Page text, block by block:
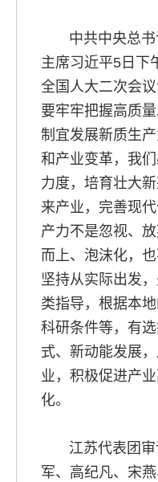
中共中央总书
主席习近平5日下
全国人大二次会
要牢牢把握高质
制宜发展新质生
和产业变革，我
力度，培育壮大
来产业，完善现
产力不是忽视、
而上、泡沫化，
坚持从实际出发
类指导，根据本
科研条件等，有
式、新动能发展
业，积极促进产
化。
江苏代表团审
军、高纪凡、宋